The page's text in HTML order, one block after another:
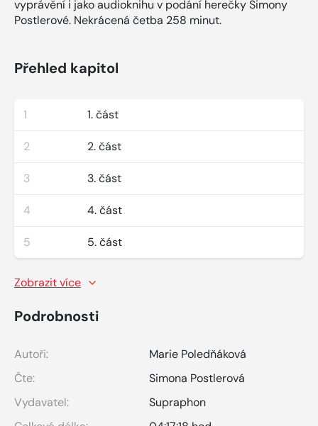
vyprávění i jako audioknihu v podání herečky Simony
Postlerové. Nekrácená četba 258 minut.
Přehled kapitol
1 1. část
2 2. část
3 3. část
4 4. část
5 5. část
Zobrazit více
Podrobnosti
Autoři:
Marie Poledňáková
Čte:
Simona Postlerová
Vydavatel:
Supraphon